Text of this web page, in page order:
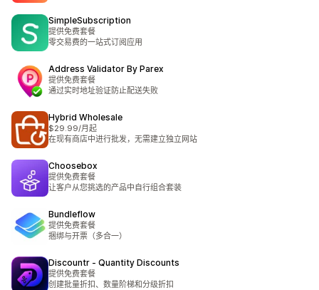
SimpleSubscription
提供免费套餐
零交易费的一站式订阅应用
Address Validator By Parex
提供免费套餐
通过实时地址验证防止配送失败
Hybrid Wholesale
$29.99/月起
在现有商店中进行批发，无需建立独立网站
Choosebox
提供免费套餐
让客户从您挑选的产品中自行组合套装
Bundleflow
提供免费套餐
捆绑与开票（多合一）
Discountr ‑ Quantity Discounts
提供免费套餐
创建批量折扣、数量阶梯和分级折扣